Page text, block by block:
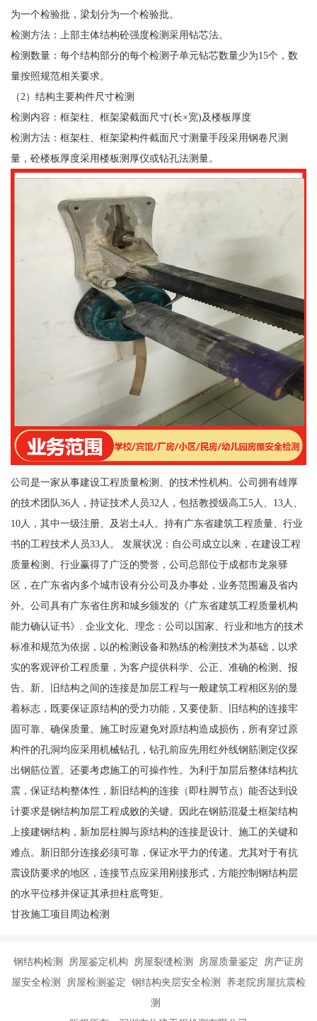
为一个检验批，梁划分为一个检验批。
检测方法：上部主体结构砼强度检测采用钻芯法。
检测数量：每个结构部分的每个检测子单元钻芯数量少为15个，数
量按照规范相关要求。
（2）结构主要构件尺寸检测
检测内容：框架柱、框架梁截面尺寸(长×宽)及楼板厚度
检测方法：框架柱、框架梁构件截面尺寸测量手段采用钢卷尺测
量，砼楼板厚度采用楼板测厚仪或钻孔法测量。
公司是一家从事建设工程质量检测、的技术性机构。公司拥有雄厚
的技术团队36人，持证技术人员32人，包括教授级高工5人、13人、
10人，其中一级注册、及岩土4人。持有广东省建筑工程质量、行业
书的工程技术人员33人。 发展状况：自公司成立以来，在建设工程
质量检测、行业赢得了广泛的赞誉，公司总部位于成都市龙泉驿
区，在广东省内多个城市设有分公司及办事处，业务范围遍及省内
外。公司具有广东省住房和城乡颁发的《广东省建筑工程质量机构
能力确认证书》. 企业文化、理念：公司以国家、行业和地方的技术
标准和规范为依据，以的检测设备和熟练的检测技术为基础，以求
实的客观评价工程质量，为客户提供科学、公正、准确的检测、报
告。新、旧结构之间的连接是加层工程与一般建筑工程相区别的显
着标志，既要保证原结构的受力功能，又要使新、旧结构的连接牢
固可靠、确保质量。施工时应避免对原结构造成损伤，所有穿过原
构件的孔洞均应采用机械钻孔，钻孔前应先用红外线钢筋测定仪探
出钢筋位置。还要考虑施工的可操作性。为利于加层后整体结构抗
震，保证结构整体性，新旧结构的连接（即柱脚节点）能否达到设
计要求是钢结构加层工程成败的关键。因此在钢筋混凝土框架结构
上接建钢结构，新加层柱脚与原结构的连接是设计、施工的关键和
难点。新旧部分连接必须可靠，保证水平力的传递。尤其对于有抗
震设防要求的地区，连接节点应采用刚接形式，方能控制钢结构层
的水平位移并保证其承担柱底弯矩。
甘孜施工项目周边检测
钢结构检测 房屋鉴定机构 房屋裂缝检测 房屋质量鉴定 房产证房
屋安全检测 房屋检测鉴定 钢结构夹层安全检测 养老院房屋抗震检
测